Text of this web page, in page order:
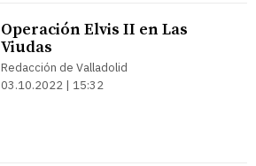
Operación Elvis II en Las
Viudas
Redacción de Valladolid
03.10.2022 | 15:32